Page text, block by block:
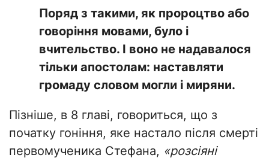
Поряд з такими, як пророцтво або
говоріння мовами, було і
вчительство. І воно не надавалося
тільки апостолам: наставляти
громаду словом могли і миряни.
Пізніше, в 8 главі, говориться, що з
початку гоніння, яке настало після смерті
первомученика Стефана, «розсіяні